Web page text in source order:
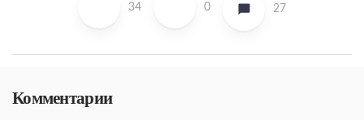
34 0 27
Комментарии